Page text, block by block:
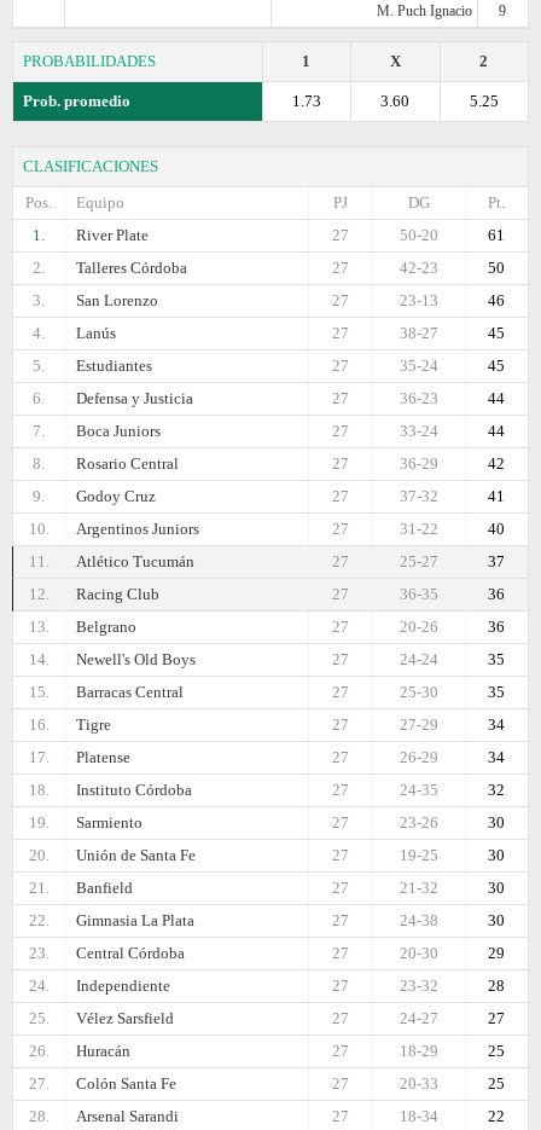
M. Puch Ignacio
9
PROBABILIDADES 2
X
1
Prob. promedio 5.25
3.60
1.73
CLASIFICACIONES
Pos.
Equipo Pt.
DG
PJ
1.
River Plate 61
50-20
27
2.
Talleres Córdoba 50
42-23
27
3.
San Lorenzo 46
23-13
27
4.
Lanús 45
38-27
27
5.
Estudiantes 45
35-24
27
6.
Defensa y Justicia 44
36-23
27
7.
Boca Juniors 44
33-24
27
8.
Rosario Central 42
36-29
27
9.
Godoy Cruz 41
37-32
27
10.
Argentinos Juniors 40
31-22
27
11.
Atlético Tucumán 37
25-27
27
12.
Racing Club 36
36-35
27
13.
Belgrano 36
20-26
27
14.
Newell's Old Boys 35
24-24
27
15.
Barracas Central 35
25-30
27
16.
Tigre 34
27-29
27
17.
Platense 34
26-29
27
18.
Instituto Córdoba 32
24-35
27
19.
Sarmiento 30
23-26
27
20.
Unión de Santa Fe 30
19-25
27
21.
Banfield 30
21-32
27
22.
Gimnasia La Plata 30
24-38
27
23.
Central Córdoba 29
20-30
27
24.
Independiente 28
23-32
27
25.
Vélez Sarsfield 27
24-27
27
26.
Huracán 25
18-29
27
27.
Colón Santa Fe 25
20-33
27
28.
Arsenal Sarandi 22
18-34
27